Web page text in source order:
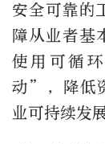
安全可靠
障从业者基
使用可循
动”，降低
业可持续发展